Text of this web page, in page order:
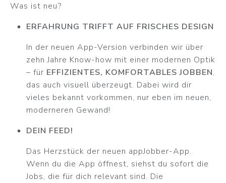
Was ist neu?
ERFAHRUNG TRIFFT AUF FRISCHES DESIGN
In der neuen App-Version verbinden wir über
zehn Jahre Know-how mit einer modernen Optik
– für EFFIZIENTES, KOMFORTABLES JOBBEN,
das auch visuell überzeugt. Dabei wird dir
vieles bekannt vorkommen, nur eben im neuen,
moderneren Gewand!
DEIN FEED!
Das Herzstück der neuen appJobber-App.
Wenn du die App öffnest, siehst du sofort die
Jobs, die für dich relevant sind. Die